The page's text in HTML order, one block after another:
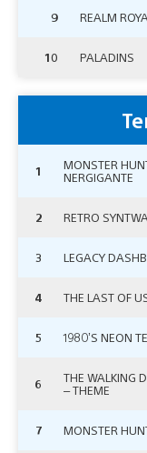
9 REALM
10 PALADINS
1
MONSTER
NERGIGANTE
2 RETRO
3 LEGACY
4 THE LAST OF
5 1980’S NEON
6
THE WALKING
– THEME
7 MONSTER